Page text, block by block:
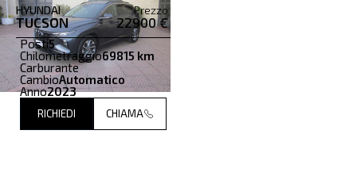
HYUNDAI
TUCSON
Prezzo
22900 €
Posti5
Chilometraggio69815 km
Carburante
CambioAutomatico
Anno2023
RICHIEDI CHIAMA